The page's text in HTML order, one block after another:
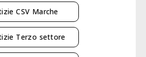
CSV Marche
Terzo settore